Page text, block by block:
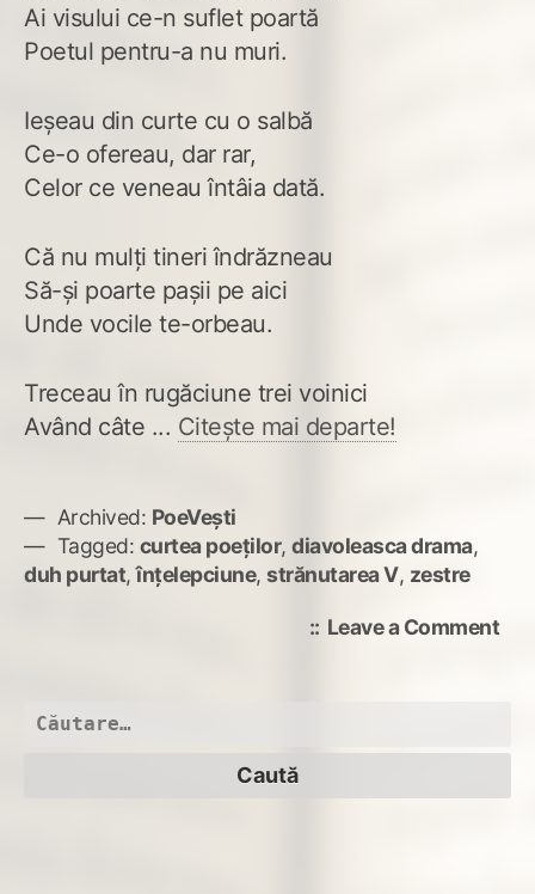
Ai visului ce-n suflet poartă
Poetul pentru-a nu muri.
Ieşeau din curte cu o salbă
Ce-o ofereau, dar rar,
Celor ce veneau întâia dată.
Că nu mulţi tineri îndrăzneau
Să-şi poarte paşii pe aici
Unde vocile te-orbeau.
Treceau în rugăciune trei voinici
Având câte ... Citește mai departe!
Archived: PoeVești
Tagged: curtea poeţilor, diavoleasca drama,
duh purtat,înțelepciune, strănutarea V, zestre
Leave a Commenton
Caută